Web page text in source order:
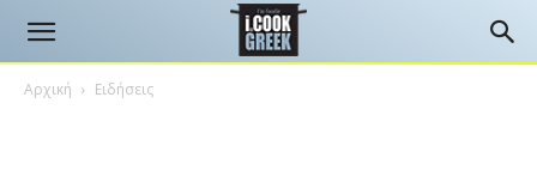
Αρχική Ειδήσεις